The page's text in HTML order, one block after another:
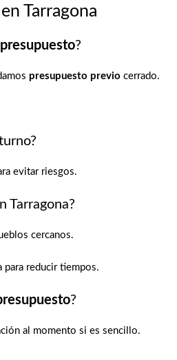
en Tarragona
presupuesto?
presupuesto previo cerrado.
evitar riesgos.
Tarragona?
cercanos.
para reducir tiempos.
?
al momento si es sencillo.